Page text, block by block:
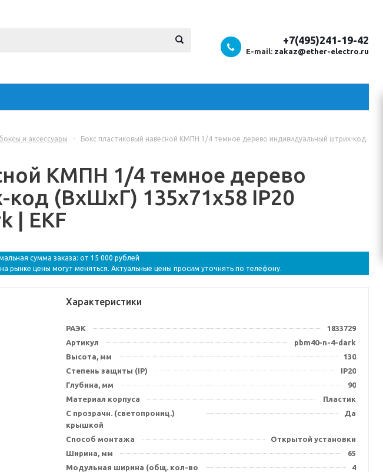
+7(495)241-19-42
E-mail: zakaz@ether-electro.ru
и аксессуары -
Бокс пластиковый навесной КМПН 1/4 темное дерево индивидуальный штрих-код
КМПН 1/4 темное дерево
(ВхШхГ) 135х71х58 IP20
| EKF
сумма заказа: от 15 000 рублей
рынке цены могут меняться. Актуальные цены просим уточнять по телефону.
Характеристики
РАЭК
1833729
Артикул
pbm40-n-4-dark
Высота, мм
130
Степень защиты (IP)
IP20
Глубина, мм
90
Материал корпуса
Пластик
С прозрачн. (светопрониц.)
крышкой
Да
Способ монтажа
Открытой установки
Ширина, мм
65
Модульная ширина (общ. кол-во
4